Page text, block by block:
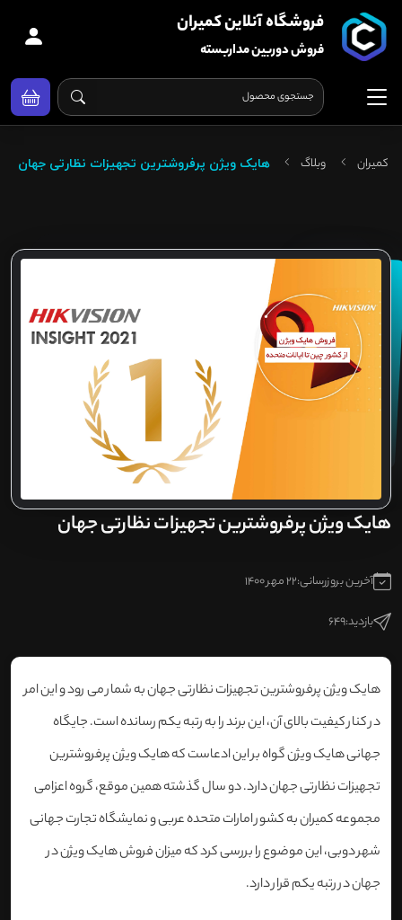
فروشگاه آنلاین کمیران
فروش دوربین مداربسته
کمیران وبلاگ هایک ویژن پرفروشترین تجهیزات نظارتی جهان
هایک ویژن پرفروشترین تجهیزات نظارتی جهان
آخرین بروزرسانی:22 مهر 1400
بازدید:649
هایک ویژن پرفروشترین تجهیزات نظارتی جهان به شمار می رود و این امر
در کنار کیفیت بالای آن، این برند را به رتبه یکم رسانده است. جایگاه
جهانی هایک ویژن گواه بر این ادعاست که هایک ویژن پرفروشترین
تجهیزات نظارتی جهان دارد. دو سال گذشته همین موقع، گروه اعزامی
مجموعه کمیران به کشور امارات متحده عربی و نمایشگاه تجارت جهانی
شهر دوبی، این موضوع را بررسی کرد که میزان فروش هایک ویژن در
جهان در رتبه یکم قرار دارد.